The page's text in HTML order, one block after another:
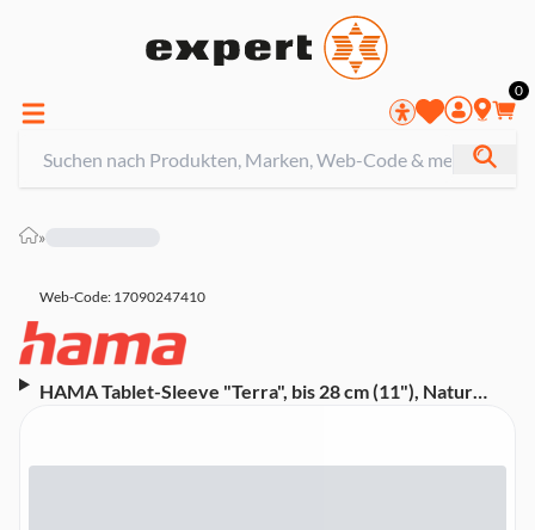
0
»
Web-Code: 17090247410
HAMA Tablet-Sleeve "Terra", bis 28 cm (11"), Natur